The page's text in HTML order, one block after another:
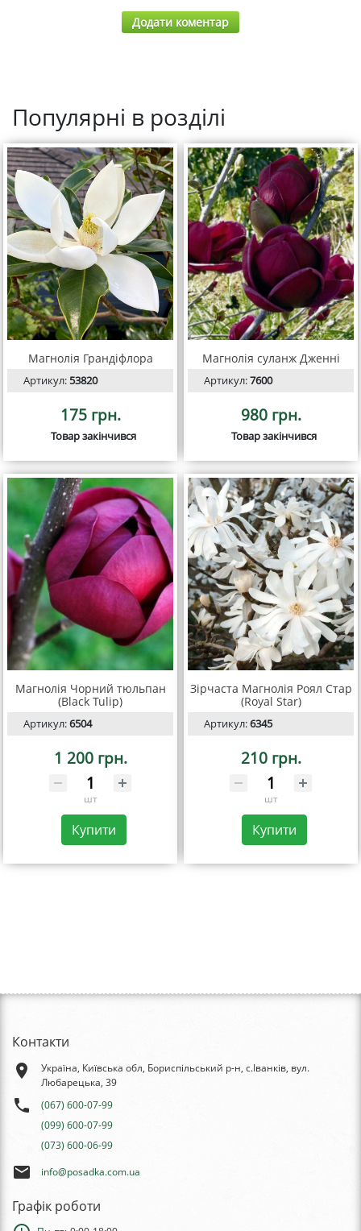
Додати коментар
Популярні в розділі
Магнолія Грандіфлора
Артикул:53820
175 грн.
Товар закінчився
Магнолія суланж Дженні
Артикул:7600
980 грн.
Товар закінчився
Магнолія Чорний тюльпан
(Black Tulip)
Артикул:6504
1 200 грн.
шт
Купити
Зірчаста Магнолія Роял Стар
(Royal Star)
Артикул:6345
210 грн.
шт
Купити
Контакти
place
Україна, Київська обл, Бориспільський р-н, с.Іванків, вул.
Любарецька, 39
phone
(067) 600-07-99
(099) 600-07-99
(073) 600-06-99
email info@posadka.com.ua
Графік роботи